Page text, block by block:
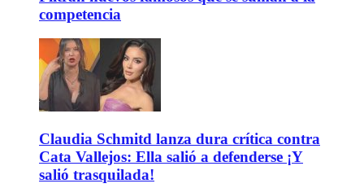
competencia
Claudia Schmitd lanza dura crítica contra
Cata Vallejos: Ella salió a defenderse ¡Y
salió trasquilada!